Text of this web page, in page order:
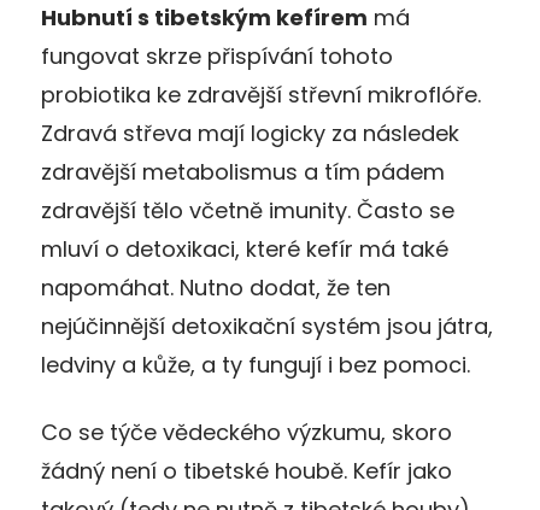
Hubnutí s tibetským kefírem má
fungovat skrze přispívání tohoto
probiotika ke zdravější střevní mikroflóře.
Zdravá střeva mají logicky za následek
zdravější metabolismus a tím pádem
zdravější tělo včetně imunity. Často se
mluví o detoxikaci, které kefír má také
napomáhat. Nutno dodat, že ten
nejúčinnější detoxikační systém jsou játra,
ledviny a kůže, a ty fungují i bez pomoci.
Co se týče vědeckého výzkumu, skoro
žádný není o tibetské houbě. Kefír jako